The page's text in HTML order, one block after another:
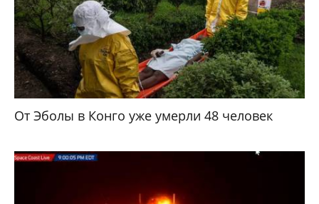
От Эболы в Конго уже умерли 48 человек